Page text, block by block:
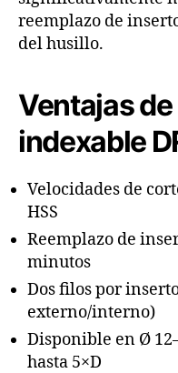
reemplazo de
del husillo.
Ventajas
indexable
Velocidades de
HSS
Reemplazo de
minutos
Dos filos por
externo/interno)
Disponible en Ø
hasta 5×D